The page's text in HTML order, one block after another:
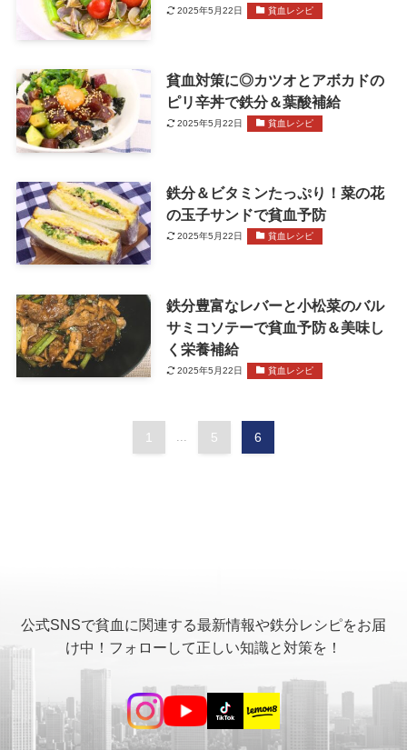
2025年5月22日 貧血レシピ
貧血対策に◎カツオとアボカドの
ピリ辛丼で鉄分＆葉酸補給
2025年5月22日 貧血レシピ
鉄分＆ビタミンたっぷり！菜の花
の玉子サンドで貧血予防
2025年5月22日 貧血レシピ
鉄分豊富なレバーと小松菜のバル
サミコソテーで貧血予防＆美味し
く栄養補給
2025年5月22日 貧血レシピ
1 ... 5 6
公式SNSで貧血に関連する最新情報や鉄分レシピをお届
け中！フォローして正しい知識と対策を！